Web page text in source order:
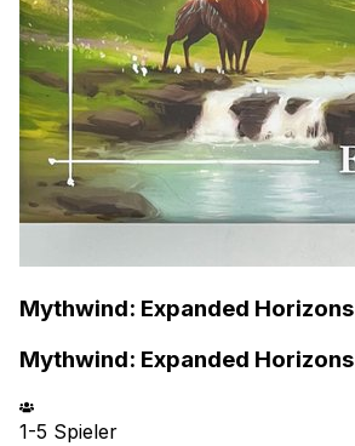
Mythwind: Expanded Horizons
Mythwind: Expanded Horizons
1-5 Spieler